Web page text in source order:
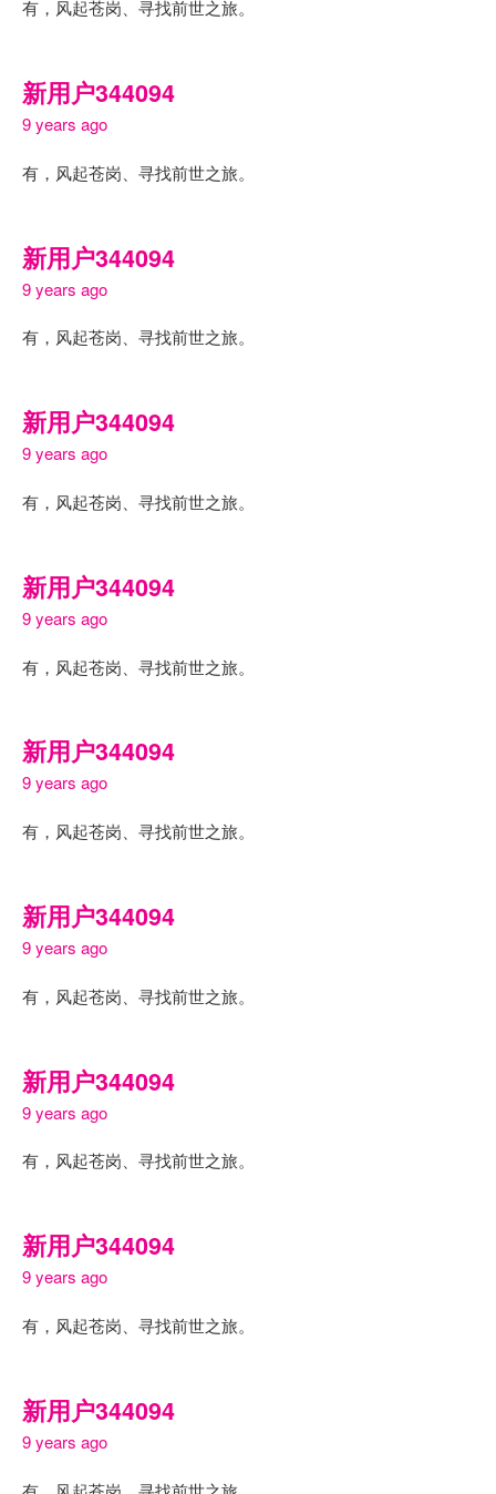
有，风起苍岗、寻找前世之旅。
新用户344094
9 years ago
有，风起苍岗、寻找前世之旅。
新用户344094
9 years ago
有，风起苍岗、寻找前世之旅。
新用户344094
9 years ago
有，风起苍岗、寻找前世之旅。
新用户344094
9 years ago
有，风起苍岗、寻找前世之旅。
新用户344094
9 years ago
有，风起苍岗、寻找前世之旅。
新用户344094
9 years ago
有，风起苍岗、寻找前世之旅。
新用户344094
9 years ago
有，风起苍岗、寻找前世之旅。
新用户344094
9 years ago
有，风起苍岗、寻找前世之旅。
新用户344094
9 years ago